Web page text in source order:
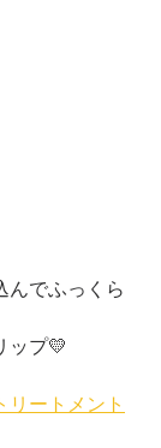
んでふっくら
ップ💛
リートメント